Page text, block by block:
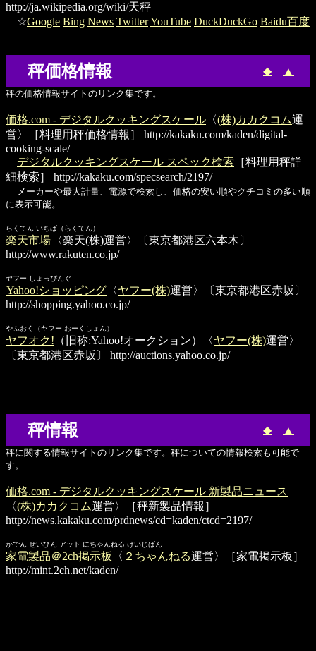
http://ja.wikipedia.org/wiki/天秤
☆Google Bing News TwitterYouTube DuckDuckGo Baidu百度
秤価格情報 ◆ ▲
秤の価格情報サイトのリンク集です。
価格.com - デジタルクッキングスケール 〈(株)カカクコム運
営〉［料理用秤価格情報］
http://kakaku.com/kaden/digital-
cooking-scale/
デジタルクッキングスケール スペック検索 ［料理用秤詳
細検索］
http://kakaku.com/specsearch/2197/
メーカーや最大計量、電源で検索し、価格の安い順やクチコミの多い順
に表示可能。
らくてん いちば（らくてん）
楽天市場 〈楽天(株)運営〉〔東京都港区六本木〕
http://www.rakuten.co.jp/
ヤフー しょっぴんぐ
Yahoo!ショッピング 〈ヤフー(株)運営〉〔東京都港区赤坂〕
http://shopping.yahoo.co.jp/
やふおく（ヤフー おーくしょん）
ヤフオク! （旧称:Yahoo!オークション）〈ヤフー(株)運営〉
〔東京都港区赤坂〕
http://auctions.yahoo.co.jp/
秤情報 ◆ ▲
秤に関する情報サイトのリンク集です。秤についての情報検索も可能で
す。
価格.com - デジタルクッキングスケール 新製品ニュース
〈(株)カカクコム運営〉［秤新製品情報］
http://news.kakaku.com/prdnews/cd=kaden/ctcd=2197/
かでん せいひん アット にちゃんねる けいじばん
家電製品＠2ch掲示板 〈 ２ちゃんねる運営〉［家電掲示板］
http://mint.2ch.net/kaden/